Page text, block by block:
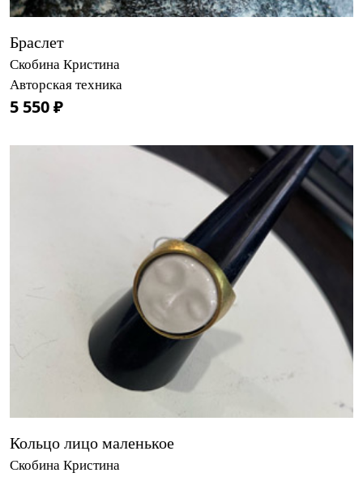
Браслет
Скобина Кристина
Авторская техника
5 550 ₽
Кольцо лицо маленькое
Скобина Кристина